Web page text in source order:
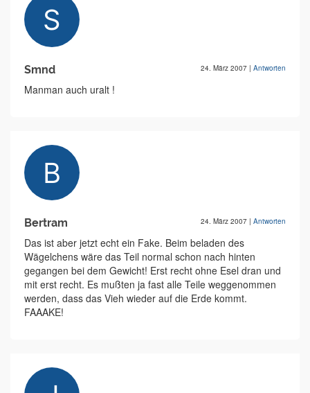
Smnd 24. März 2007 | Antworten
Manman auch uralt !
Bertram 24. März 2007 | Antworten
Das ist aber jetzt echt ein Fake. Beim beladen des
Wägelchens wäre das Teil normal schon nach hinten
gegangen bei dem Gewicht! Erst recht ohne Esel dran und
mit erst recht. Es mußten ja fast alle Teile weggenommen
werden, dass das Vieh wieder auf die Erde kommt.
FAAAKE!